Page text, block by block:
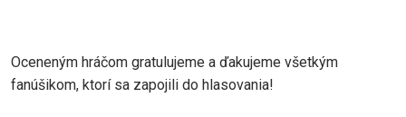
Oceneným hráčom gratulujeme a ďakujeme všetkým
fanúšikom, ktorí sa zapojili do hlasovania!